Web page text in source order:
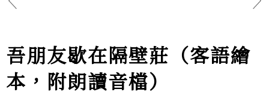
吾朋友歇在隔壁莊（客語繪
本，附朗讀音檔）